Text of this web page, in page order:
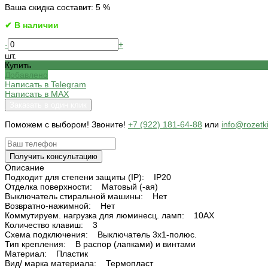
Ваша скидка составит: 5 %
✔ В наличии
-
+
шт.
Купить
Добавлено
Написать в Telegram
Написать в MAX
Поможем c выбором! Звоните! +7 (922) 181-64-88 или
Получить консультацию
Описание
Подходит для степени защиты (IP): IP20
Отделка поверхности: Матовый (-ая)
Выключатель стиральной машины: Нет
Возвратно-нажимной: Нет
Коммутируем. нагрузка для люминесц. ламп: 10AX
Количество клавиш: 3
Схема подключения: Выключатель 3х1-полюс.
Тип крепления: В распор (лапками) и винтами
Материал: Пластик
Вид/ марка материала: Термопласт